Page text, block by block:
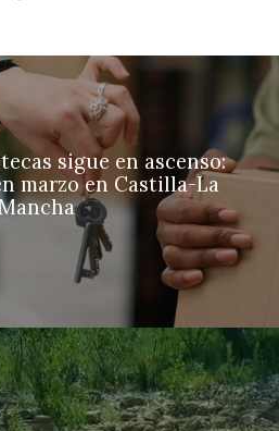
sigue en ascenso:
marzo en Castilla-La